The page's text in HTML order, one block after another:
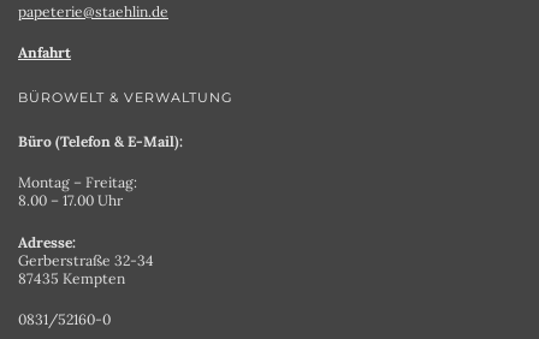
papeterie@staehlin.de
Anfahrt
BÜROWELT & VERWALTUNG
Büro (Telefon & E-Mail):
Montag – Freitag:
8.00 – 17.00 Uhr
Adresse:
Gerberstraße 32-34
87435 Kempten
0831/52160-0